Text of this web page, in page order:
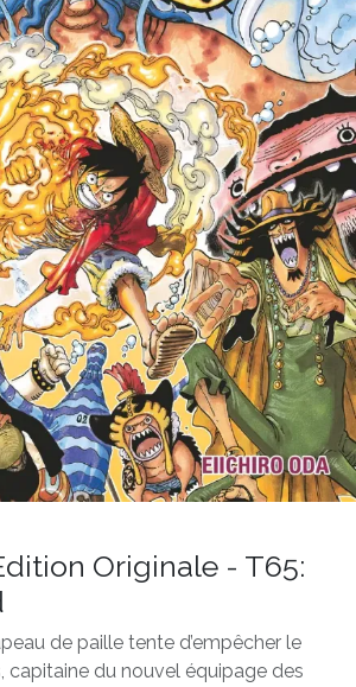
Originale - T65:
de paille tente d’empêcher le
capitaine du nouvel équipage des